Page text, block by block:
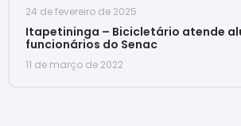
24 de fevereiro de 2025
Itapetininga – Bicicletário atende
funcionários do Senac
11 de março de 2022